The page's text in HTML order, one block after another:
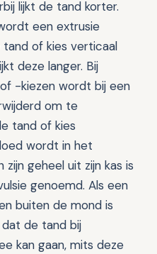
lijkt de tand korter.
een extrusie
of kies verticaal
deze langer. Bij
-kiezen wordt bij een
om te
tand of kies
wordt in het
geheel uit zijn kas is
genoemd. Als een
buiten de mond is
de tand bij
kan gaan, mits deze